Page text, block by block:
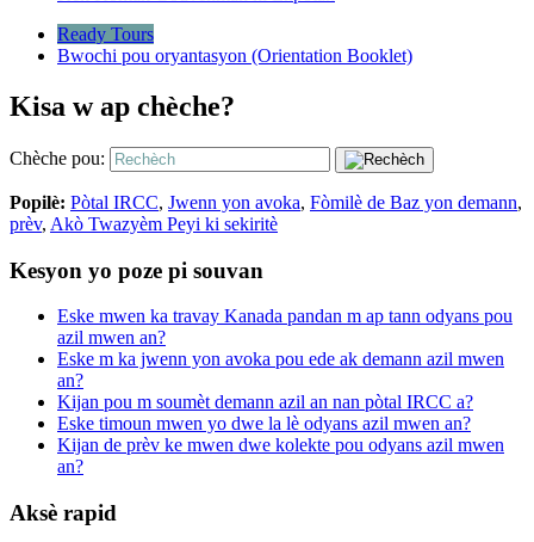
Ready Tours
Bwochi pou oryantasyon (Orientation Booklet)
Kisa w ap chèche?
Chèche pou:
Popilè: Pòtal IRCC, Jwenn yon avoka, Fòmilè de Baz yon demann,
prèv, Akò Twazyèm Peyi ki sekiritè
Kesyon yo poze pi souvan
Eske mwen ka travay Kanada pandan m ap tann odyans pou
azil mwen an?
Eske m ka jwenn yon avoka pou ede ak demann azil mwen
an?
Kijan pou m soumèt demann azil an nan pòtal IRCC a?
Eske timoun mwen yo dwe la lè odyans azil mwen an?
Kijan de prèv ke mwen dwe kolekte pou odyans azil mwen
an?
Aksè rapid